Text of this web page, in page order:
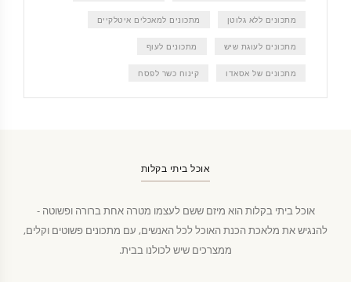
מתכונים ללא גלוטן מתכונים למאכלים איטלקיים
מתכונים לעוגת שיש מתכונים לעוף
מתכונים של אסאדו קינוח כשר לפסח
אוכל ביתי בקלות
אוכל ביתי בקלות הוא מיזם ששם לעצמו מטרה אחת ברורה ופשוטה -
להנגיש את מלאכת הכנת האוכל לכל האנשים, עם מתכונים פשוטים וקלים,
ממצרכים שיש לכולנו בבית.